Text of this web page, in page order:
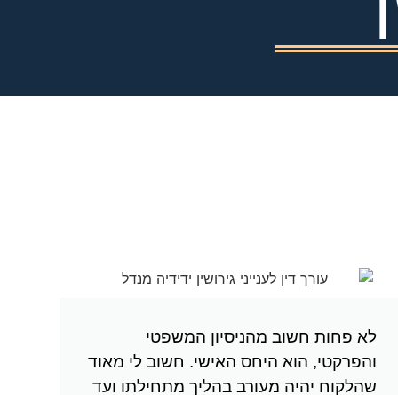
לא פחות חשוב מהניסיון המשפטי
והפרקטי, הוא היחס האישי. חשוב לי מאוד
שהלקוח יהיה מעורב בהליך מתחילתו ועד